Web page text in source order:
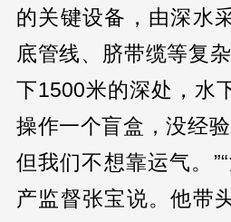
的关键设备，由深水
底管线、脐带缆等复
下1500米的深处，水
操作一个盲盒，没经验
但我们不想靠运气。
产监督张宝说。他带